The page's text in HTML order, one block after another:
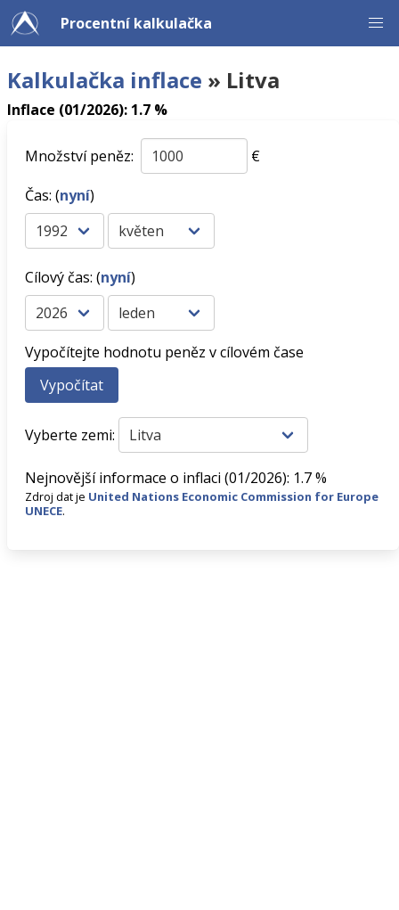
Procentní kalkulačka
Kalkulačka inflace » Litva
Inflace (01/2026): 1.7 %
Množství peněz:
€
Čas: (nyní)
Cílový čas: (nyní)
Vypočítejte hodnotu peněz v cílovém čase
Vyberte zemi:
Nejnovější informace o inflaci (01/2026): 1.7 %
Zdroj dat je United Nations Economic Commission for Europe
UNECE.